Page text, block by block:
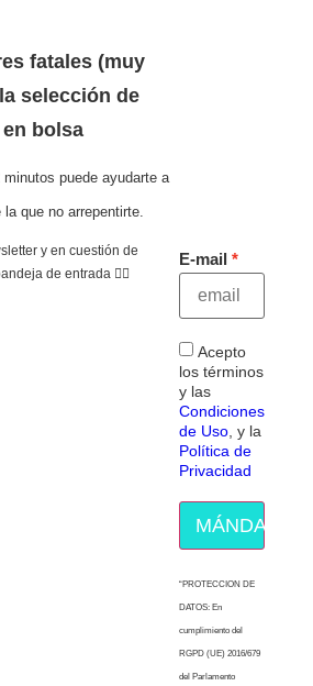
fatales (muy
selección de
bolsa
puede ayudarte a
que no arrepentirte.
y en cuestión de
de entrada 👇🏻
E-mail
Acepto
los términos
y las
Condiciones
de Uso , y la
Política de
Privacidad
MÁNDAME
“PROTECCION DE
DATOS: En
cumplimiento del
RGPD (UE) 2016/679
del Parlamento